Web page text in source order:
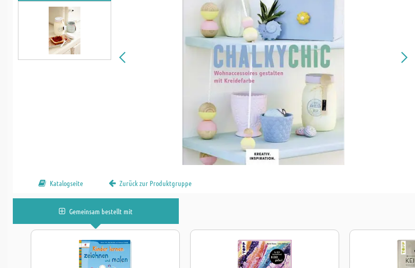
Katalogseite Zurück zur Produktgruppe
Gemeinsam bestellt mit